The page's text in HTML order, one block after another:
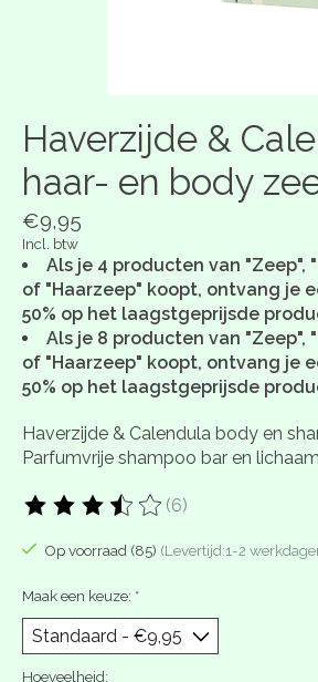
Haverzijde &
haar- en body
€9,95
Incl. btw
Als je 4 producten van "Zeep",
of "Haarzeep" koopt, ontvang je
50% op het laagstgeprijsde
Als je 8 producten van "Zeep",
of "Haarzeep" koopt, ontvang je
50% op het laagstgeprijsde
Haverzijde & Calendula body en
Parfumvrije shampoo bar en
De beoordeling van dit product is
(6)
Op voorraad (85) (Levertijd:1-2
Maak een keuze: *
Hoeveelheid: